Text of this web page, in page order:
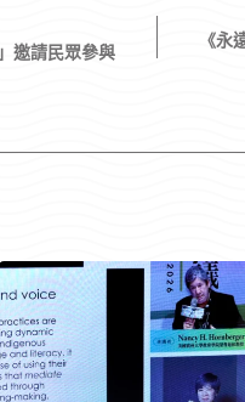
邀請民眾參與
《永